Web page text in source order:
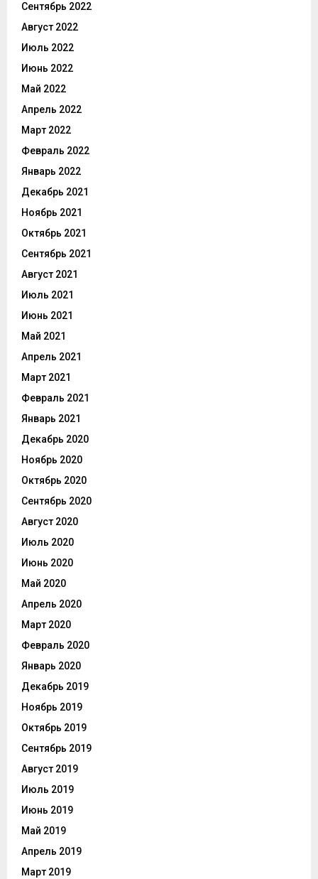
Сентябрь 2022
Август 2022
Июль 2022
Июнь 2022
Май 2022
Апрель 2022
Март 2022
Февраль 2022
Январь 2022
Декабрь 2021
Ноябрь 2021
Октябрь 2021
Сентябрь 2021
Август 2021
Июль 2021
Июнь 2021
Май 2021
Апрель 2021
Март 2021
Февраль 2021
Январь 2021
Декабрь 2020
Ноябрь 2020
Октябрь 2020
Сентябрь 2020
Август 2020
Июль 2020
Июнь 2020
Май 2020
Апрель 2020
Март 2020
Февраль 2020
Январь 2020
Декабрь 2019
Ноябрь 2019
Октябрь 2019
Сентябрь 2019
Август 2019
Июль 2019
Июнь 2019
Май 2019
Апрель 2019
Март 2019